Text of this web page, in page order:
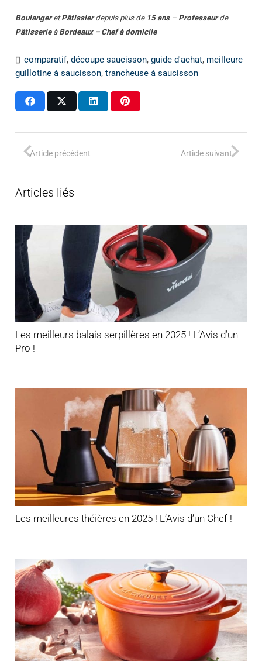
BoulangeretPâtissierdepuis plus de 15 ans– Professeurde
Pâtisserieà Bordeaux – Chef à domicile
comparatif, découpe saucisson, guide d'achat, meilleure
guillotine à saucisson, trancheuse à saucisson
Article précédent Article suivant
Articles liés
Les meilleurs balais serpillères en 2025 ! L’Avis d’un
Pro !
Les meilleures théières en 2025 ! L’Avis d’un Chef !